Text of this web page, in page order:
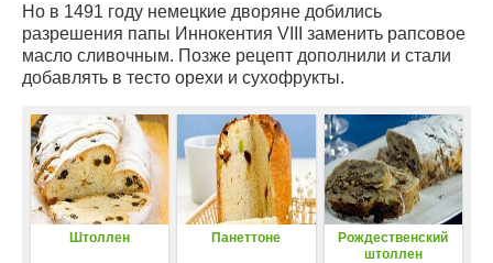
Но в 1491 году немецкие дворяне добились
разрешения папы Иннокентия VIII заменить рапсовое
масло сливочным. Позже рецепт дополнили и стали
добавлять в тесто орехи и сухофрукты.
Штоллен Панеттоне
Рождественский
штоллен